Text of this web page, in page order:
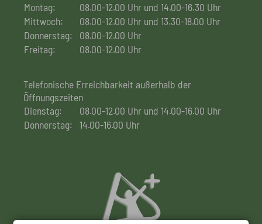
Montag:
08.00-12.00 Uhr und 14.00-16.30 Uhr
Mittwoch:
08.00-12.00 Uhr und 13.30-18.00 Uhr
Donnerstag:
08.00-12.00 Uhr
Freitag:
08.00-12.00 Uhr
Telefonische Erreichbarkeit außerhalb der
Öffnungszeiten
Dienstag:
08.00-12.00 Uhr und 14.00-16.00 Uhr
Donnerstag: 14.00-16.00 Uhr